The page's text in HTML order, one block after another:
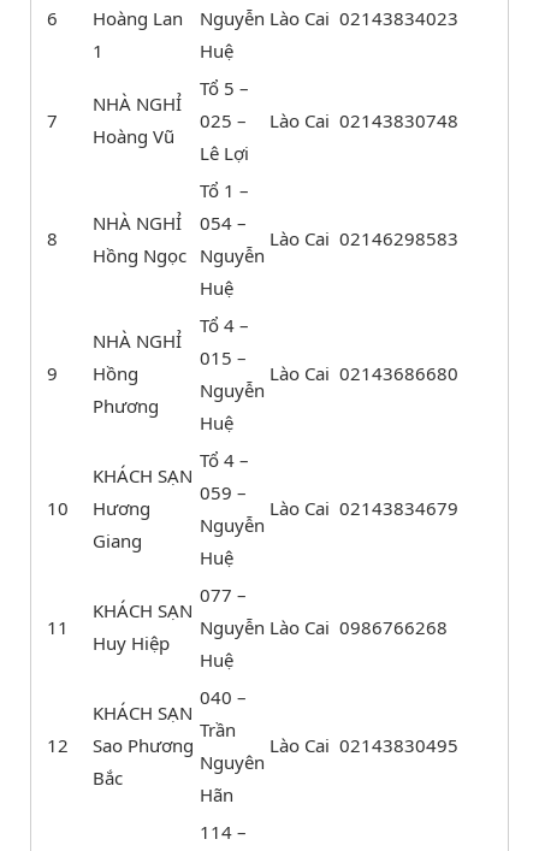
6
Hoàng Lan
1
Nguyễn
Huệ
Lào Cai 02143834023
7
NHÀ NGHỈ
Hoàng Vũ
Tổ 5 –
025 –
Lê Lợi
Lào Cai 02143830748
8
NHÀ NGHỈ
Hồng Ngọc
Tổ 1 –
054 –
Nguyễn
Huệ
Lào Cai 02146298583
9
NHÀ NGHỈ
Hồng
Phương
Tổ 4 –
015 –
Nguyễn
Huệ
Lào Cai 02143686680
10
KHÁCH SẠN
Hương
Giang
Tổ 4 –
059 –
Nguyễn
Huệ
Lào Cai 02143834679
11
KHÁCH SẠN
Huy Hiệp
077 –
Nguyễn
Huệ
Lào Cai 0986766268
12
KHÁCH SẠN
Sao Phương
Bắc
040 –
Trần
Nguyên
Hãn
Lào Cai 02143830495
114 –